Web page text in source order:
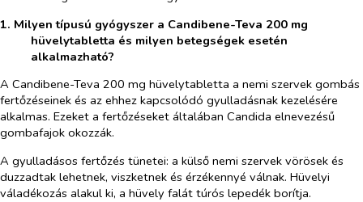
1. Milyen típusú gyógyszer a Candibene-Teva 200 mg
hüvelytabletta és milyen betegségek esetén
alkalmazható?
A Candibene-Teva 200 mg hüvelytabletta a nemi szervek gombás
fertőzéseinek és az ehhez kapcsolódó gyulladásnak kezelésére
alkalmas. Ezeket a fertőzéseket általában Candida elnevezésű
gombafajok okozzák.
A gyulladásos fertőzés tünetei: a külső nemi szervek vörösek és
duzzadtak lehetnek, viszketnek és érzékennyé válnak. Hüvelyi
váladékozás alakul ki, a hüvely falát túrós lepedék borítja.